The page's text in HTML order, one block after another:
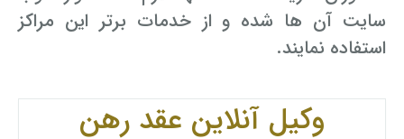
سایت آن ها شده و از خدمات برتر این مراکز
استفاده نمایند.
وکیل آنلاین عقد رهن